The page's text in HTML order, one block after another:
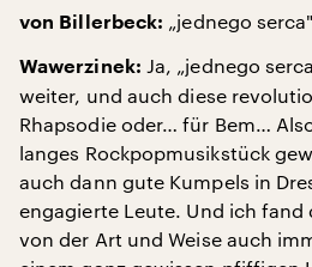
von Billerbeck: „jednego
Wawerzinek: Ja, „jednego
weiter, und auch diese
Rhapsodie oder… für Bem…
langes Rockpopmusikstück
auch dann gute Kumpels in
engagierte Leute. Und ich fand
von der Art und Weise auch